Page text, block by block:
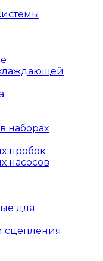
наборах
пробок
насосов
для
сцепления